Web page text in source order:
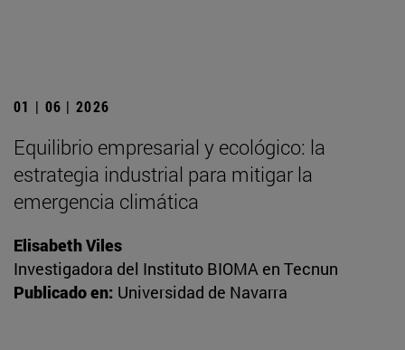
01 | 06 | 2026
Equilibrio empresarial y ecológico: la
estrategia industrial para mitigar la
emergencia climática
Elisabeth Viles
Investigadora del Instituto BIOMA en Tecnun
Publicado en: Universidad de Navarra